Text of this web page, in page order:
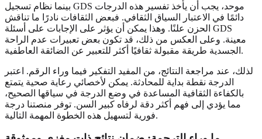
بينما نظام تسجيل GDS موحد، يجب أن يأخذ تفسير هذه الدرجات
دائمًا في الاعتبار السياق الثقافي. فبعض الثقافات نادرًا ما تناقش
الحزن علنًا. وهذا يمكن أن يؤثر على الإجابات على أسئلة GDS
معينة. وعلى العكس من ذلك، قد تكون بعض تعبيرات عدم الراحة
الجسدية طريقة مقبولة ثقافيًا أكثر للتعبير عن الضائقة العاطفية.
لذلك، عند مراجعة النتائج، من المفيد التفكير فيما وراء الرقم. اعتبر
الدرجة نقطة بداية للمحادثة. يمكن لأخصائي رعاية صحية يتمتع
بالكفاءة الثقافية المساعدة في وضع الدرجة في سياقها الصحيح،
مما يؤدي إلى فهم أكثر دقة لرفاه كبير السن. توفر منصتنا درجة
فورية لتسهيل هذه الخطوة المهمة التالية.